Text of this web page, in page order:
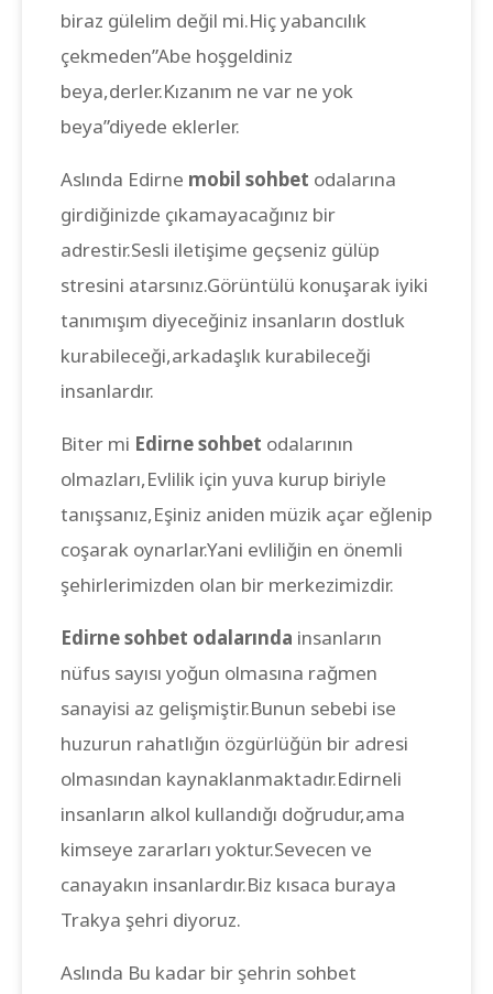
biraz gülelim değil mi.Hiç yabancılık
çekmeden”Abe hoşgeldiniz
beya,derler.Kızanım ne var ne yok
beya”diyede eklerler.
Aslında Edirne mobil sohbet odalarına
girdiğinizde çıkamayacağınız bir
adrestir.Sesli iletişime geçseniz gülüp
stresini atarsınız.Görüntülü konuşarak iyiki
tanımışım diyeceğiniz insanların dostluk
kurabileceği,arkadaşlık kurabileceği
insanlardır.
Biter mi Edirne sohbet odalarının
olmazları,Evlilik için yuva kurup biriyle
tanışsanız,Eşiniz aniden müzik açar eğlenip
coşarak oynarlar.Yani evliliğin en önemli
şehirlerimizden olan bir merkezimizdir.
Edirne sohbet odalarında insanların
nüfus sayısı yoğun olmasına rağmen
sanayisi az gelişmiştir.Bunun sebebi ise
huzurun rahatlığın özgürlüğün bir adresi
olmasından kaynaklanmaktadır.Edirneli
insanların alkol kullandığı doğrudur,ama
kimseye zararları yoktur.Sevecen ve
canayakın insanlardır.Biz kısaca buraya
Trakya şehri diyoruz.
Aslında Bu kadar bir şehrin sohbet